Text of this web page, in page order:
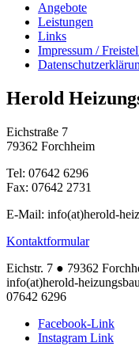
Angebote
Leistungen
Links
Impressum /
Herold
Eichstraße 7
79362 Forchheim
Tel: 07642 6296
Fax: 07642 2731
E-Mail: info(at)herold-
Kontaktformular
Eichstr. 7 ● 79362
info(at)herold-
07642 6296
Facebook-Link
Instagram Link